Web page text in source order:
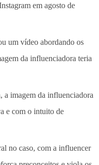
em agosto de
um vídeo abordando os
da influenciadora teria
a imagem da influenciadora
e com o intuito de
no caso, com a influencer